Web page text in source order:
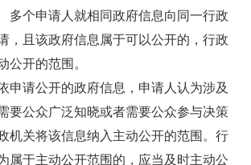
个申请人就相同政府信息向同一行政
，且该政府信息属于可以公开的，行政
公开的范围。
申请公开的政府信息，申请人认为涉及
要公众广泛知晓或者需要公众参与决策
机关将该信息纳入主动公开的范围。行
属于主动公开范围的，应当及时主动公